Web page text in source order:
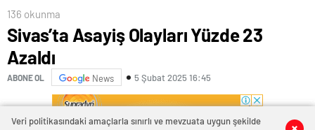
0 0
136 okunma
Sivas’ta Asayiş Olayları Yüzde 23
Azaldı
ABONE OL News 5 Şubat 2025 16:45
0 0
Veri politikasındaki amaçlarla sınırlı ve mevzuata uygun şekilde